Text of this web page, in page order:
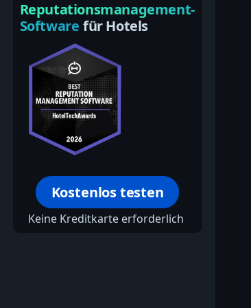
Reputationsmanagement-
Software für Hotels
Kostenlos testen
Keine Kreditkarte erforderlich